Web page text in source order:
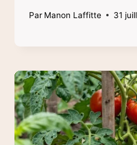
Par Manon Laffitte 31